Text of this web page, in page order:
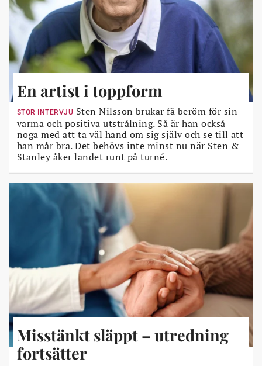
En artist i toppform
STOR INTERVJU Sten Nilsson brukar få beröm för sin
varma och positiva utstrålning. Så är han också
noga med att ta väl hand om sig själv och se till att
han mår bra. Det behövs inte minst nu när Sten &
Stanley åker landet runt på turné.
Misstänkt släppt – utredning
fortsätter